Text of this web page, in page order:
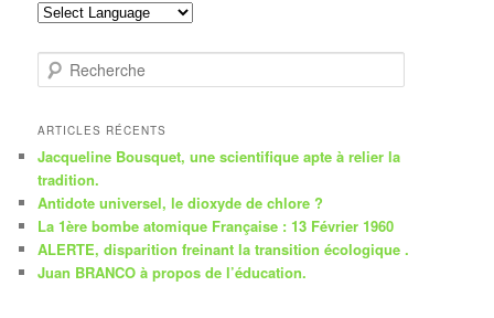
e
h
r
c
h
e
ARTICLES RÉCENTS
Jacqueline Bousquet, une scientifique apte à relier la
tradition.
Antidote universel, le dioxyde de chlore ?
La 1ère bombe atomique Française : 13 Février 1960
ALERTE, disparition freinant la transition écologique .
Juan BRANCO à propos de l’éducation.